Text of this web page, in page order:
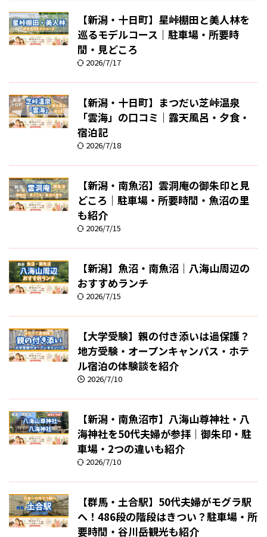
【新潟・十日町】星峠棚田と美人林を
巡るモデルコース｜駐車場・所要時
間・見どころ
2026/7/17
【新潟・十日町】まつだい芝峠温泉
「雲海」の口コミ｜露天風呂・夕食・
宿泊記
2026/7/18
【新潟・南魚沼】雲洞庵の御朱印と見
どころ｜駐車場・所要時間・魚沼の里
も紹介
2026/7/15
【新潟】魚沼・南魚沼｜八海山周辺の
おすすめランチ
2026/7/15
【大学受験】親の付き添いは過保護？
地方受験・オープンキャンパス・ホテ
ル宿泊の体験談を紹介
2026/7/10
【新潟・南魚沼市】八海山尊神社・八
海神社を50代夫婦が参拝｜御朱印・駐
車場・2つの違いも紹介
2026/7/10
【群馬・土合駅】50代夫婦がモグラ駅
へ！486段の階段はきつい？駐車場・所
要時間・谷川岳観光も紹介